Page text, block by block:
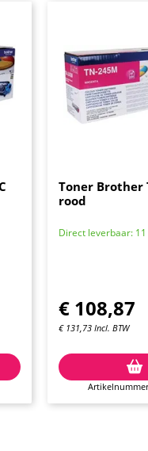
Toner Brother
rood
Direct leverbaar: 11
€ 108,87
€ 131,73 Incl. BTW